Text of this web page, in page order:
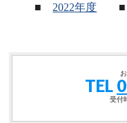
■ 2022年度
TEL
受付